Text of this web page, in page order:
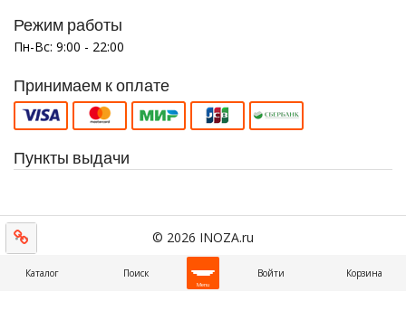
Режим работы
Пн-Вс: 9:00 - 22:00
Принимаем к оплате
Пункты выдачи
© 2026 INOZA.ru